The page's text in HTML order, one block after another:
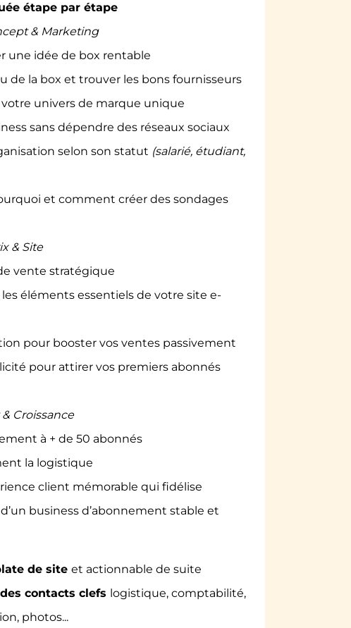
étape par étape
& Marketing
une idée de box rentable
de la box et trouver les bons fournisseurs
univers de marque unique
sans dépendre des réseaux sociaux
selon son statut (salarié, étudiant,
et comment créer des sondages
& Site
vente stratégique
éléments essentiels de votre site e-
pour booster vos ventes passivement
pour attirer vos premiers abonnés
Croissance
à + de 50 abonnés
la logistique
client mémorable qui fidélise
business d’abonnement stable et
de site et actionnable de suite
contacts clefs logistique, comptabilité,
photos...